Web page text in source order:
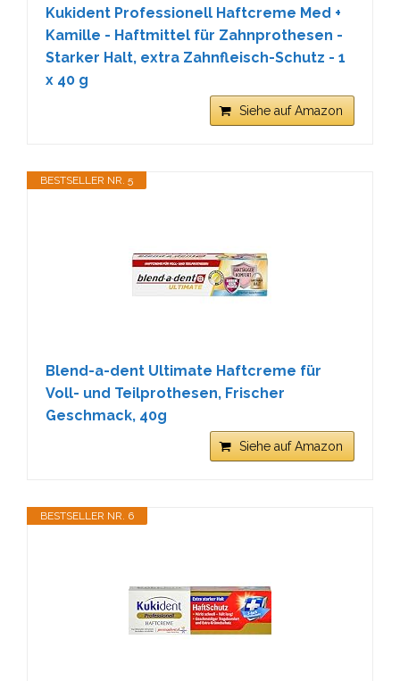
Kukident Professionell Haftcreme Med +
Kamille - Haftmittel für Zahnprothesen -
Starker Halt, extra Zahnfleisch-Schutz - 1
x 40 g
Siehe auf Amazon
BESTSELLER NR. 5
Blend-a-dent Ultimate Haftcreme für
Voll- und Teilprothesen, Frischer
Geschmack, 40g
Siehe auf Amazon
BESTSELLER NR. 6